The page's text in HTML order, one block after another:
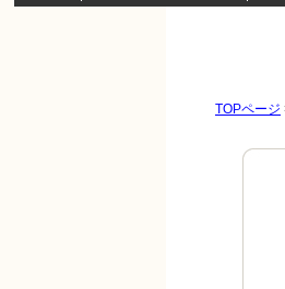
TOPページ